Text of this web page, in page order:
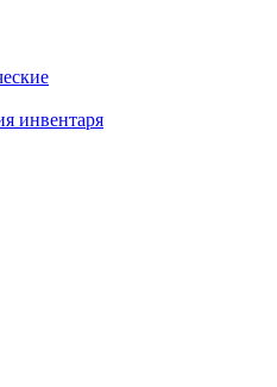
инвентаря